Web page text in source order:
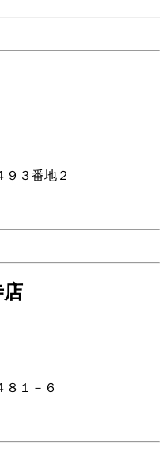
９３番地２
店
８１－６